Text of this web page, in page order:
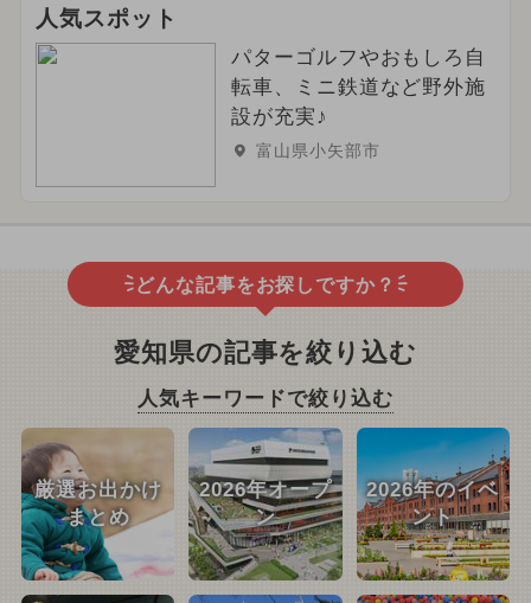
人気スポット
パターゴルフやおもしろ自
転車、ミニ鉄道など野外施
設が充実♪
富山県小矢部市
どんな記事をお探しですか？
愛知県の記事を絞り込む
人気キーワードで絞り込む
厳選お出かけ
まとめ
2026年オープ
ン
2026年のイベ
ント